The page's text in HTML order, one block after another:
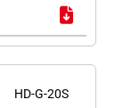
HD-G-20S